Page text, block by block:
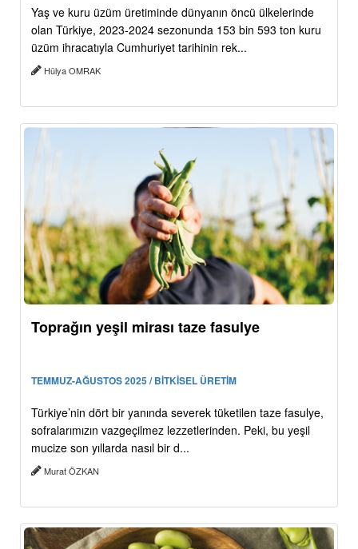
Yaş ve kuru üzüm üretiminde dünyanın öncü ülkelerinde
olan Türkiye, 2023-2024 sezonunda 153 bin 593 ton kuru
üzüm ihracatıyla Cumhuriyet tarihinin rek...
Hülya OMRAK
Toprağın yeşil mirası taze fasulye
TEMMUZ-AĞUSTOS 2025 / BİTKİSEL ÜRETİM
Türkiye’nin dört bir yanında severek tüketilen taze fasulye,
sofralarımızın vazgeçilmez lezzetlerinden. Peki, bu yeşil
mucize son yıllarda nasıl bir d...
Murat ÖZKAN